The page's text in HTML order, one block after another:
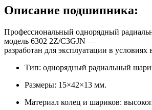
Описание подшипника:
Профессиональный однорядный
модель 6302 2Z/C3GJN —
разработан для эксплуатации в
Тип: однорядный радиальный
Размеры: 15×42×13 мм.
Материал колец и шариков: